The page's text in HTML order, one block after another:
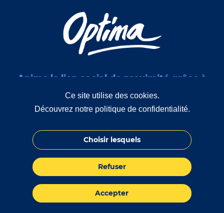
Anime le lien social de proximité grâce à
des interventions de médiation sociale
Ce site utilise des cookies.
Découvrez notre politique de confidentialité.
Choisir lesquels
Refuser
Accepter
© 2026 Optima
Contact Accessibilité
Mentions légales